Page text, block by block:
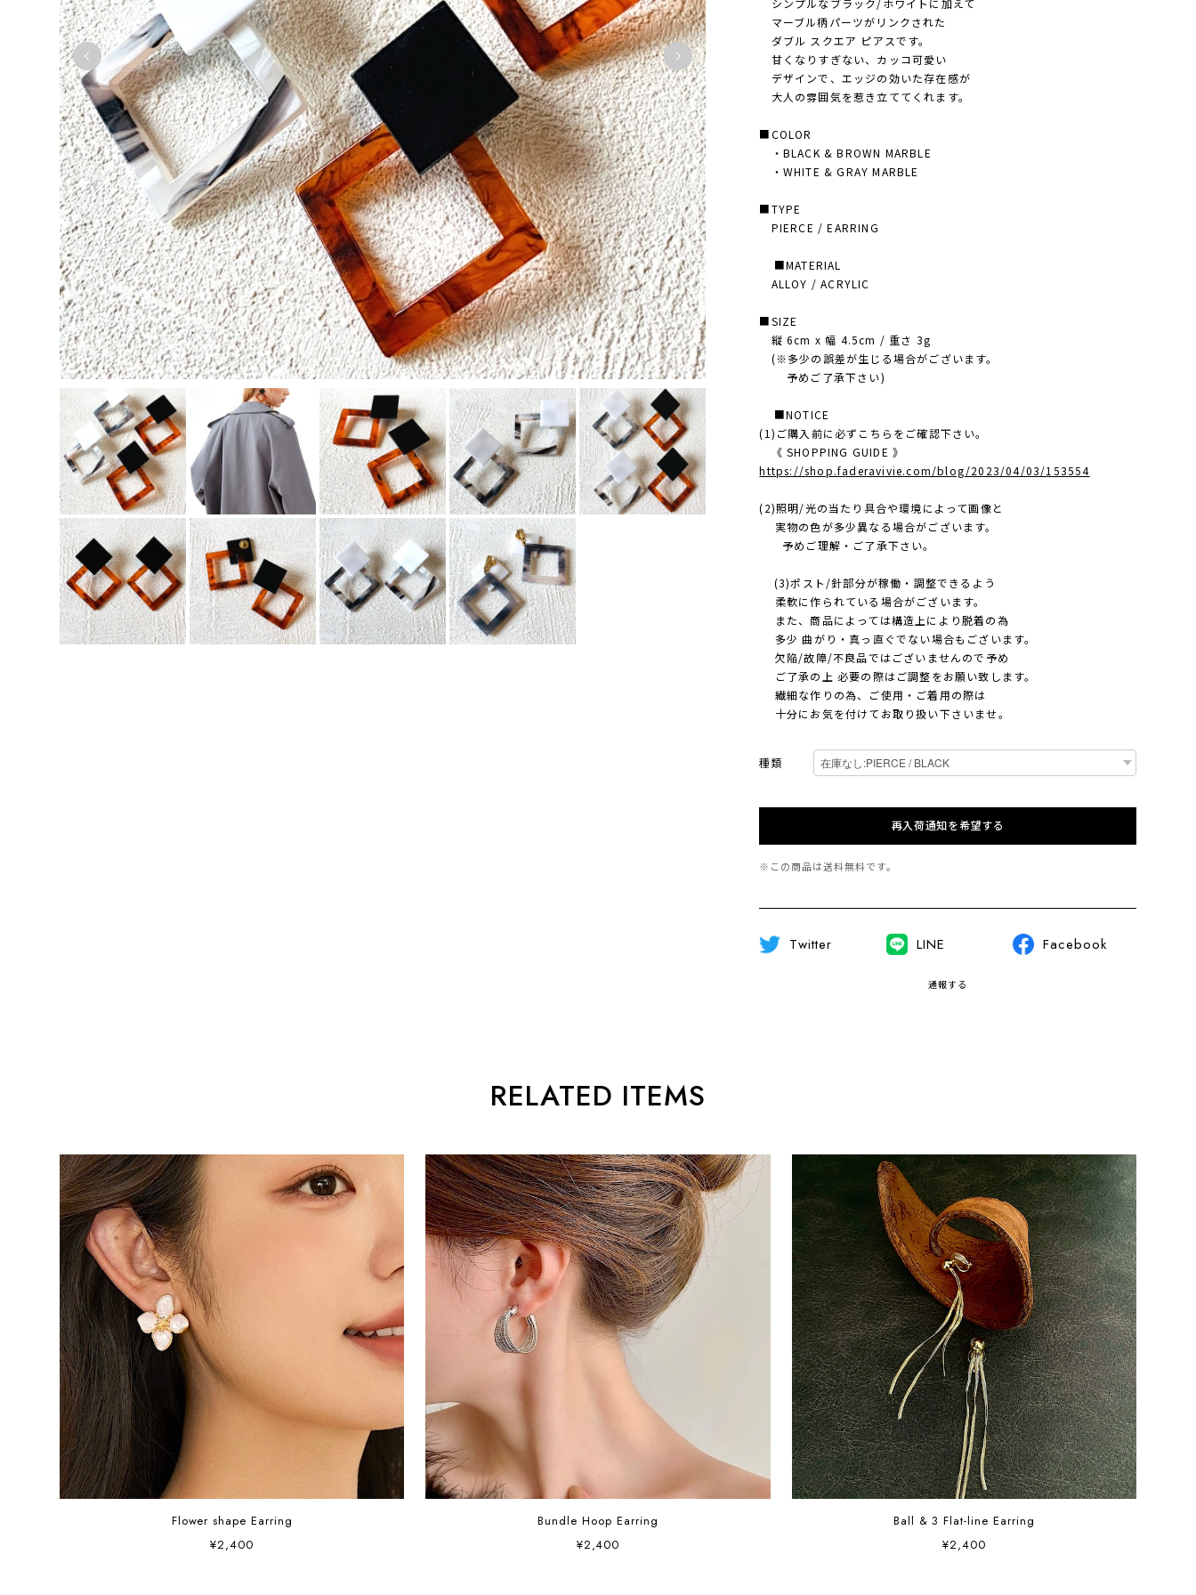
シンプルなブラック/ホワイトに加えて
マーブル柄パーツがリンクされた
ダブル スクエア ピアスです。
甘くなりすぎない、カッコ可愛い
デザインで、エッジの効いた存在感が
大人の雰囲気を惹き立ててくれます。
■COLOR
・BLACK & BROWN MARBLE
・WHITE & GRAY MARBLE
■TYPE
PIERCE / EARRING
■MATERIAL
ALLOY / ACRYLIC
■SIZE
縦 6cm x 幅 4.5cm / 重さ 3g
(※多少の誤差が生じる場合がございます。
予めご了承下さい)
■NOTICE
(1)ご購入前に必ずこちらをご確認下さい。
《 SHOPPING GUIDE 》
https://shop.faderavivie.com/blog/2023/04/03/153554
(2)照明/光の当たり具合や環境によって画像と
実物の色が多少異なる場合がございます。
予めご理解・ご了承下さい。
(3)ポスト/針部分が稼働・調整できるよう
柔軟に作られている場合がございます。
また、商品によっては構造上により脱着の為
多少 曲がり・真っ直ぐでない場合もございます。
欠陥/故障/不良品ではございませんので予め
ご了承の上 必要の際はご調整をお願い致します。
繊細な作りの為、ご使用・ご着用の際は
十分にお気を付けてお取り扱い下さいませ。
種類
再入荷通知を希望する
※この商品は送料無料です。
Twitter LINE Facebook
通報する
RELATED ITEMS
Flower shape Earring
¥2,400
Bundle Hoop Earring
¥2,400
Ball & 3 Flat-line Earring
¥2,400